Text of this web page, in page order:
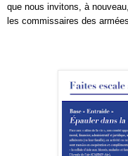
que nous invitons, à
les commissaires des